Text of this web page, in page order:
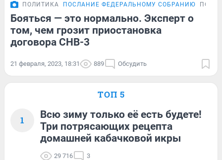
ПОЛИТИКА ПОСЛАНИЕ ФЕДЕРАЛЬНОМУ СОБРАНИЮ
Бояться — это нормально. Эксперт о
том, чем грозит приостановка
договора СНВ-3
21 февраля, 2023, 18:31 889 Обсудить
ТОП 5
1
Всю зиму только её есть будете!
Три потрясающих рецепта
домашней кабачковой икры
29 716 3